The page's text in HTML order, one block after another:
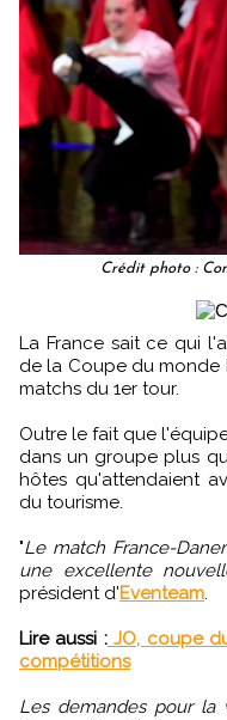
Crédit photo :
La France sait ce qui l'attend en Russie. Le tirage au sort
de la Coupe du monde
matchs du 1er tour.
Outre le fait que
dans un groupe plus
hôtes qu'attendaient
du tourisme.
"Le match France-
une excellente
président d'Eventeam
Lire aussi :JO, coupe
compétitions
Les demandes pour la